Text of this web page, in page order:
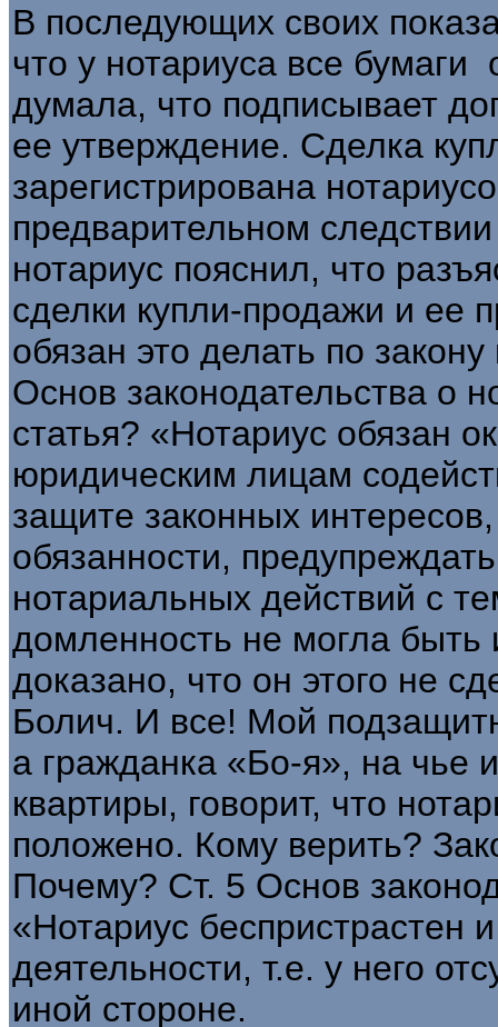
В последующих своих
что у нотариуса все бумаги
думала, что подписывает
ее утверждение. Сделка
зарегистрирована
предварительном
нотариус пояснил, что
сделки купли-продажи и ее
обязан это делать по
Основ законодатель­ства о
статья? «Нотари­ус обязан
юридическим ли­цам
защите за­конных
обязаннос­ти,
нота­риальных действий с
домленность не могла
доказано, что он этого не
Болич. И все! Мой
а гражданка «Бо-я», на чье
квартиры, говорит, что
положено. Кому верить?
Почему? Ст. 5 Основ
«Нотариус бесприс­трастен
деятельности, т.е. у него
иной стороне.